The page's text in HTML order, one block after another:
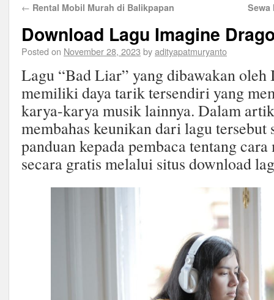
← Rental Mobil Murah di Balikpapan Sewa
Download Lagu Imagine
Posted on November 28, 2023 byadityapatmuryanto
Lagu “Bad Liar” yang dibawakan oleh
memiliki daya tarik tersendiri yang
karya-karya musik lainnya. Dalam
membahas keunikan dari lagu
panduan kepada pembaca tentang
secara gratis melalui situs download